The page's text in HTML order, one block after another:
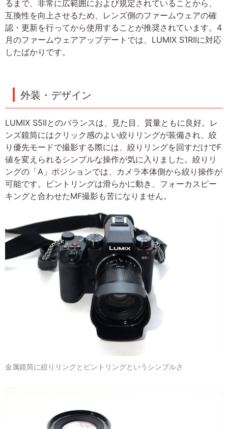
るまで、非常に広範囲におよび規定されていることから、
互換性を向上させるため、レンズ側のファームウェアの確
認・更新を行ってから使用することが推奨されています。4
月のファームウェアアップデートでは、LUMIX S1RIIに対応
したばかりです。
外装・デザイン
LUMIX S5IIとのバランスは、見た目、質量ともに良好。レ
ンズ鏡筒にはクリック感のよい絞りリングが装備され、絞
り優先モードで撮影する際には、絞りリングを回すだけでF
値を変えられるシンプルな操作が気に入りました。絞りリ
ングの「A」ポジションでは、カメラ本体側から絞り操作が
可能です。ピントリングは滑らかに動き、フォーカスピー
キングと合わせたMF撮影も苦になりません。
金属鏡筒に絞りリングとピントリングというシンプルさ